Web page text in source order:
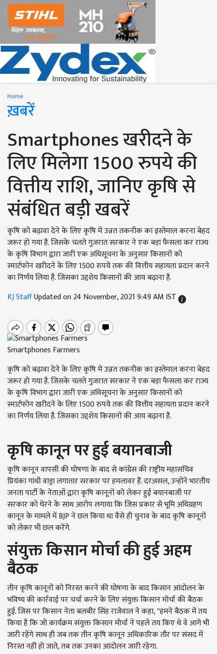
Home
ख़बरें
Smartphones खरीदने के
लिए मिलेगा 1500 रुपये की
वित्तीय राशि, जानिए कृषि से
संबंधित बड़ी खबरें
कृषि को बढ़ावा देने के लिए कृषि में उन्नत तकनीक का इस्तेमाल करना बेहद
जरूर हो गया है. जिसके चलते गुजरात सरकार ने एक बड़ा फैसला कर राज्य
के कृषि विभाग द्वारा जारी एक अधिसूचना के अनुसार किसानों को
स्मार्टफोन खरीदने के लिए 1500 रुपये तक की वित्तीय सहायता प्रदान करने
का निर्णय लिया है. जिसका उद्दशेय किसानों की आय बढ़ाना है.
KJ StaffUpdated on 24 November, 2021 9:49 AM IST
Smartphones Farmers
कृषि को बढ़ावा देने के लिए कृषि में उन्नत तकनीक का इस्तेमाल करना बेहद
जरूर हो गया है. जिसके चलते गुजरात सरकार ने एक बड़ा फैसला कर राज्य
के कृषि विभाग द्वारा जारी एक अधिसूचना के अनुसार किसानों को
स्मार्टफोन खरीदने के लिए 1500 रुपये तक की वित्तीय सहायता प्रदान करने
का निर्णय लिया है. जिसका उद्दशेय किसानों की आय बढ़ाना है.
कृषि कानून पर हुई बयानबाजी
कृषि कानून वापसी की घोषणा के बाद से कांग्रेस की राष्ट्रीय महासचिव
प्रियंका गांधी वाड्रा लगातार सरकार पर हमलावर हैं. दरअसल, उन्होंने भारतीय
जनता पार्टी के नेताओं द्वारा कृषि कानूनों को लेकर हुई बयानबाजी पर
सरकार को घेरने के साथ आरोप लगाया कि जिस प्रकार से भूमि अधिग्रहण
कानून के मामले में BJP ने छल किया था वैसे ही चुनाव के बाद कृषि कानूनों
को लेकर भी छल करेंगे.
संयुक्त किसान मोर्चा की हुई अहम
बैठक
तीन कृषि कानूनों को निरस्त करने की घोषणा के बाद किसान आंदोलन के
भविष्य की कार्रवाई पर चर्चा करने के लिए संयुक्त किसान मोर्चा की बैठक
हुई. जिस पर किसान नेता बलबीर सिंह राजेवाल ने कहा, ''हमने बैठक में तय
किया है कि जो कार्यक्रम संयुक्त किसान मोर्चा ने पहले तय किए थे वे आगे भी
जारी रहेंगे साथ ही जब तक तीन कृषि कानून अधिकारिक तौर पर संसद में
निरस्त नहीं हो जाते, तब तक उनका आंदोलन जारी रहेगा.